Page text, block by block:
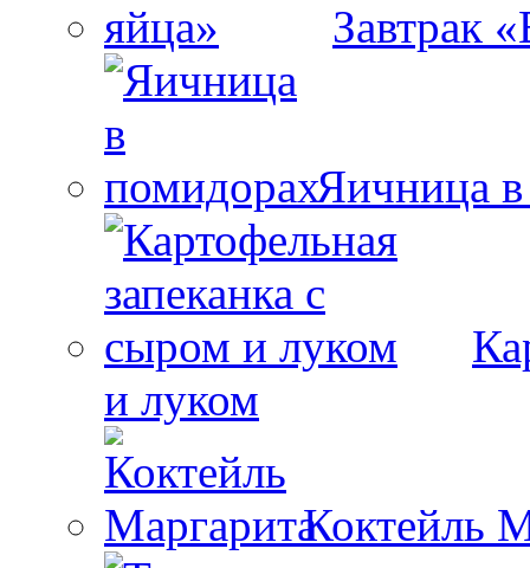
Завтрак
Яичница
и луком
Коктейль